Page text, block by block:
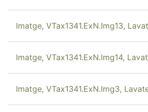
Imatge, VTax1341.ExN.Img13,
Imatge, VTax1341.ExN.Img14,
Imatge, VTax1341.ExN.Img3,